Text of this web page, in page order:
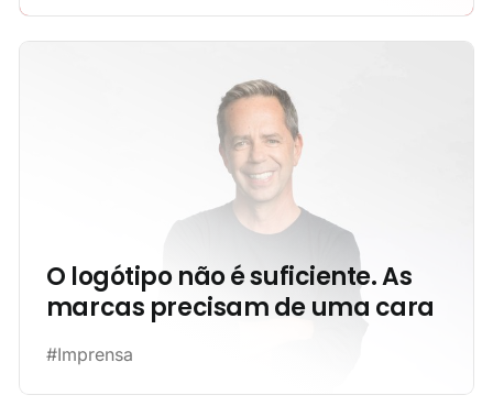
O logótipo não é suficiente. As
marcas precisam de uma cara
#Imprensa